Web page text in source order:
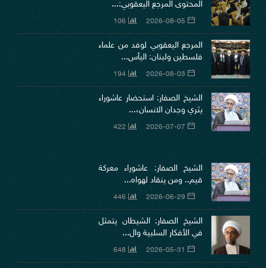
المحتوى المرجع اليعقوبي:...
2026-08-05
106
المرجع اليعقوبي لوفد من علماء
فلسطين ولبنان: اليأس...
2026-08-03
194
الشيخ الصفار: استحضار عاشوراء
يثري وجدان الانسان،...
2026-07-07
422
الشيخ الصفار: عاشوراء معركة
قيم.. ومن ينقاد لهواه...
2026-06-29
446
الشيخ الصفار: الشيطان يتمثل
في الأفكار السلبية وال...
2026-05-31
648